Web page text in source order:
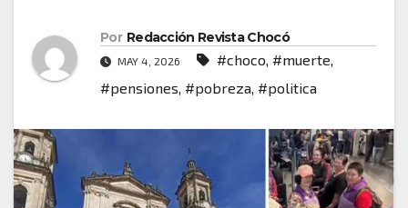
Por Redacción Revista Chocó
MAY 4, 2026 #choco, #muerte,
#pensiones, #pobreza, #politica